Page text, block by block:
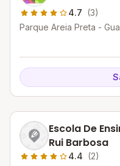
4.7 (3)
Parque Areia Preta -
Escola De
Rui Barbosa
4.4 (2)